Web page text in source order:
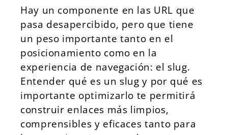
Hay un componente en las URL que
pasa desapercibido, pero que tiene
un peso importante tanto en el
posicionamiento como en la
experiencia de navegación: el slug.
Entender qué es un slug y por qué es
importante optimizarlo te permitirá
construir enlaces más limpios,
comprensibles y eficaces tanto para